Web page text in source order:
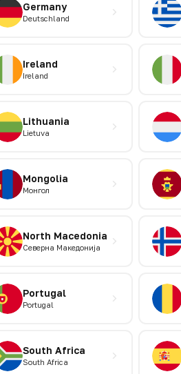
Germany
Deutschland
Ireland
Ireland
Lithuania
Lietuva
Mongolia
Монгол
North Macedonia
Северна Македониjа
Portugal
Portugal
South Africa
South Africa